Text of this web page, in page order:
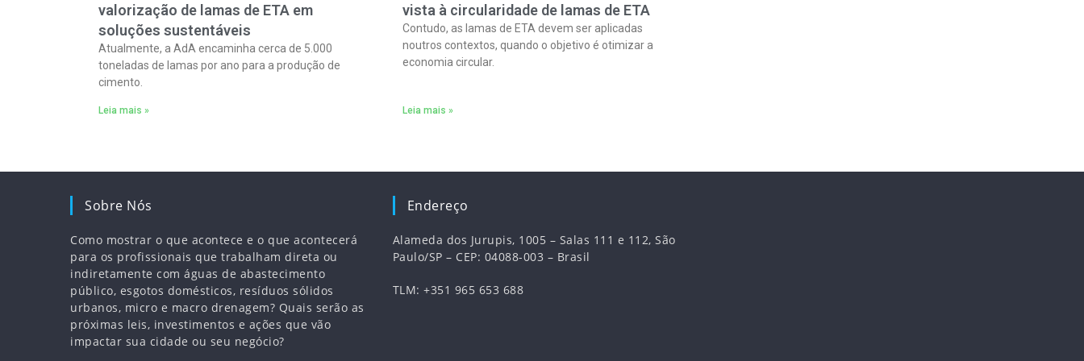
valorização de lamas de ETA em
soluções sustentáveis
Atualmente, a AdA encaminha cerca de 5.000
toneladas de lamas por ano para a produção de
cimento.
Leia mais »
vista à circularidade de lamas de ETA
Contudo, as lamas de ETA devem ser aplicadas
noutros contextos, quando o objetivo é otimizar a
economia circular.
Leia mais »
Sobre Nós
Como mostrar o que acontece e o que acontecerá
para os profissionais que trabalham direta ou
indiretamente com águas de abastecimento
público, esgotos domésticos, resíduos sólidos
urbanos, micro e macro drenagem? Quais serão as
próximas leis, investimentos e ações que vão
impactar sua cidade ou seu negócio?
Endereço
Alameda dos Jurupis, 1005 – Salas 111 e 112, São
Paulo/SP – CEP: 04088-003 – Brasil
TLM: +351 965 653 688